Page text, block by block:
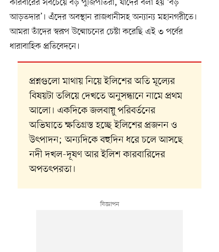
কারবারের সবচেয়ে বড় পুঁজিপতিরা, যাঁদের বলা হয় ‘বড়
আড়তদার’। এঁদের অবস্থান রাজধানীসহ অন্যান্য মহানগরীতে।
আমরা তাঁদের স্বরূপ উন্মোচনের চেষ্টা করেছি এই ৩ পর্বের
ধারাবাহিক প্রতিবেদনে।
প্রশ্নগুলো মাথায় নিয়ে ইলিশের অতি মূল্যের
বিষয়টা তলিয়ে দেখতে অনুসন্ধানে নামে প্রথম
আলো। একদিকে জলবায়ু পরিবর্তনের
অভিঘাতে ক্ষতিগ্রস্ত হচ্ছে ইলিশের প্রজনন ও
উৎপাদন; অন্যদিকে বহুদিন ধরে চলে আসছে
নদী দখল-দূষণ আর ইলিশ কারবারিদের
অপতৎপরতা।